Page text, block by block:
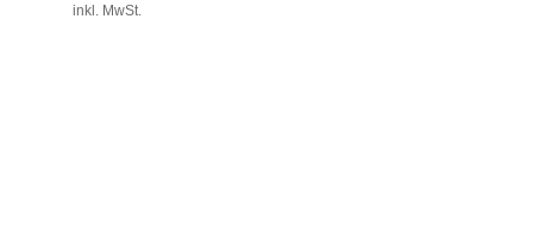
inkl. MwSt.